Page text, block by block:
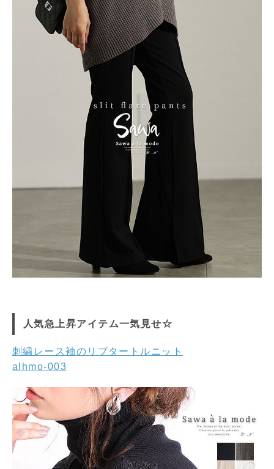
人気急上昇アイテム一気見せ☆
刺繍レース袖のリブタートルニット
alhmo-003